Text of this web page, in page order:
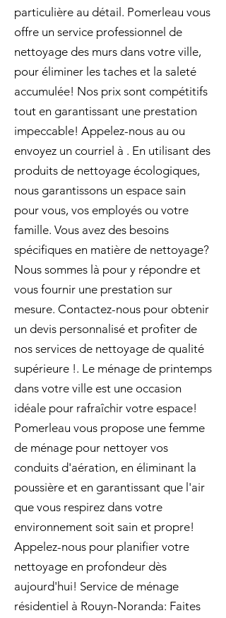
particulière au détail. Pomerleau vous
offre un service professionnel de
nettoyage des murs dans votre ville,
pour éliminer les taches et la saleté
accumulée! Nos prix sont compétitifs
tout en garantissant une prestation
impeccable! Appelez-nous au ou
envoyez un courriel à . En utilisant des
produits de nettoyage écologiques,
nous garantissons un espace sain
pour vous, vos employés ou votre
famille. Vous avez des besoins
spécifiques en matière de nettoyage?
Nous sommes là pour y répondre et
vous fournir une prestation sur
mesure. Contactez-nous pour obtenir
un devis personnalisé et profiter de
nos services de nettoyage de qualité
supérieure !. Le ménage de printemps
dans votre ville est une occasion
idéale pour rafraîchir votre espace!
Pomerleau vous propose une femme
de ménage pour nettoyer vos
conduits d'aération, en éliminant la
poussière et en garantissant que l'air
que vous respirez dans votre
environnement soit sain et propre!
Appelez-nous pour planifier votre
nettoyage en profondeur dès
aujourd'hui! Service de ménage
résidentiel à Rouyn-Noranda: Faites